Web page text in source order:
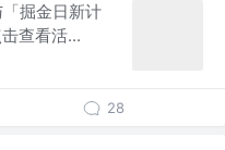
掘金日新计
查看活...
28